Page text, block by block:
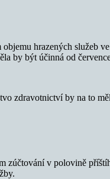
hrazených služeb
by být účinná od
zdravotnictví by na to
zúčtování v polovině